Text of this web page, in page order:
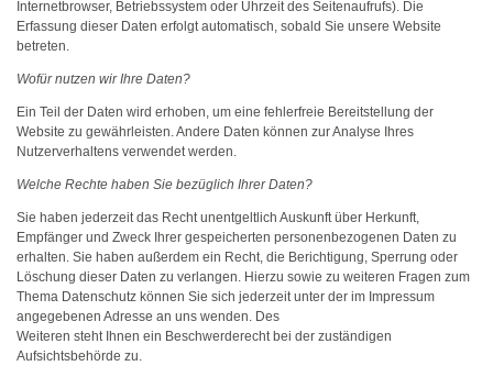
Internetbrowser, Betriebssystem oder Uhrzeit des Seitenaufrufs). Die
Erfassung dieser Daten erfolgt automatisch, sobald Sie unsere Website
betreten.
Wofür nutzen wir Ihre Daten?
Ein Teil der Daten wird erhoben, um eine fehlerfreie Bereitstellung der
Website zu gewährleisten. Andere Daten können zur Analyse Ihres
Nutzerverhaltens verwendet werden.
Welche Rechte haben Sie bezüglich Ihrer Daten?
Sie haben jederzeit das Recht unentgeltlich Auskunft über Herkunft,
Empfänger und Zweck Ihrer gespeicherten personenbezogenen Daten zu
erhalten. Sie haben außerdem ein Recht, die Berichtigung, Sperrung oder
Löschung dieser Daten zu verlangen. Hierzu sowie zu weiteren Fragen zum
Thema Datenschutz können Sie sich jederzeit unter der im Impressum
angegebenen Adresse an uns wenden. Des
Weiteren steht Ihnen ein Beschwerderecht bei der zuständigen
Aufsichtsbehörde zu.